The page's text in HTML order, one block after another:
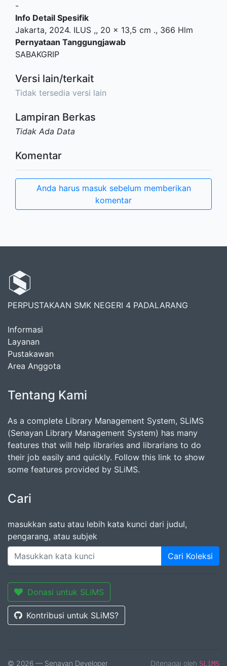
-
Info Detail Spesifik
Jakarta, 2024. ILUS ,, 20 x 13,5 cm ., 366 Hlm
Pernyataan Tanggungjawab
SABAKGRIP
Versi lain/terkait
Tidak tersedia versi lain
Lampiran Berkas
Tidak Ada Data
Komentar
Anda harus masuk sebelum memberikan
komentar
PERPUSTAKAAN SMK NEGERI 4 PADALARANG
Informasi
Layanan
Pustakawan
Area Anggota
Tentang Kami
As a complete Library Management System, SLiMS
(Senayan Library Management System) has many
features that will help libraries and librarians to do
their job easily and quickly. Follow this link to show
some features provided by SLiMS.
Cari
masukkan satu atau lebih kata kunci dari judul,
pengarang, atau subjek
Cari Koleksi
Donasi untuk SLiMS
Kontribusi untuk SLiMS?
© 2026 — Senayan Developer Ditenagai oleh SLiMS